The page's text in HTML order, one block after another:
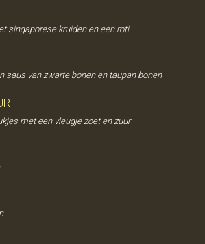
singaporese kruiden en een roti
saus van zwarte bonen en taupan bonen
met een vleugje zoet en zuur